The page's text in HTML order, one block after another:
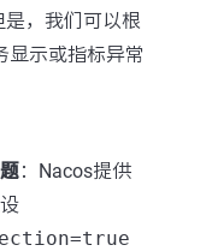
，我们可以根
显示或指标异常
：Nacos提供